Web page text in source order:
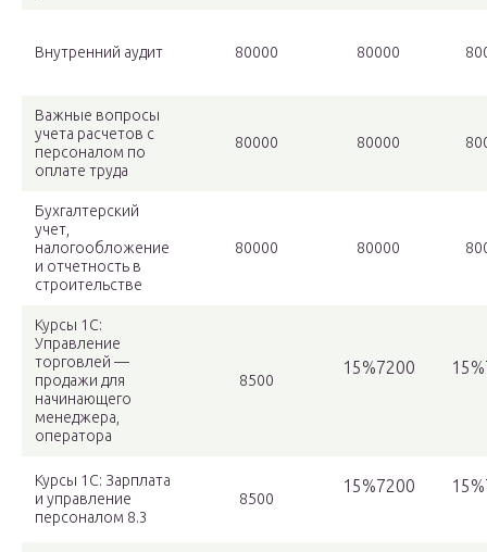
Внутренний аудит 80000 80000
Важные вопросы
учета расчетов с
персоналом по
оплате труда
80000 80000
Бухгалтерский
учет,
налогообложение
и отчетность в
строительстве
80000 80000
Курсы 1C:
Управление
торговлей —
продажи для
начинающего
менеджера,
оператора
8500
15%7200
Курсы 1С: Зарплата
и управление
персоналом 8.3
8500
15%7200